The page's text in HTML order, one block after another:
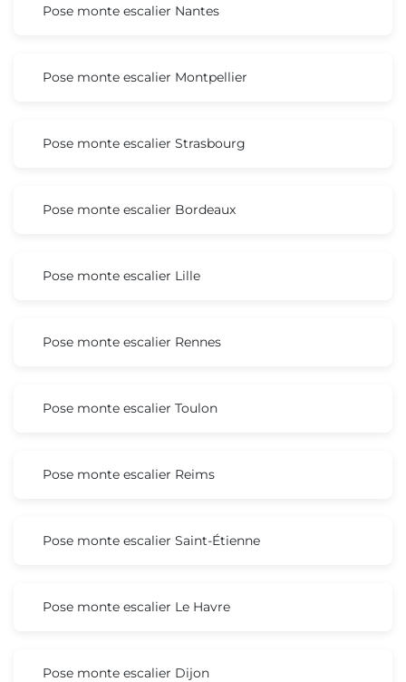
Pose monte escalier Nantes
Pose monte escalier Montpellier
Pose monte escalier Strasbourg
Pose monte escalier Bordeaux
Pose monte escalier Lille
Pose monte escalier Rennes
Pose monte escalier Toulon
Pose monte escalier Reims
Pose monte escalier Saint-Étienne
Pose monte escalier Le Havre
Pose monte escalier Dijon